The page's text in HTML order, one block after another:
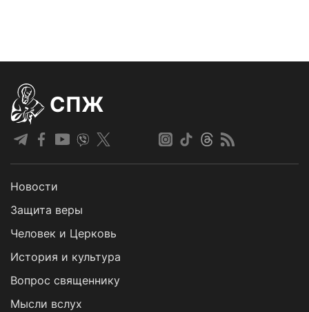
СПЖ
Новости
Защита веры
Человек и Церковь
История и культура
Вопрос священнику
Мысли вслух